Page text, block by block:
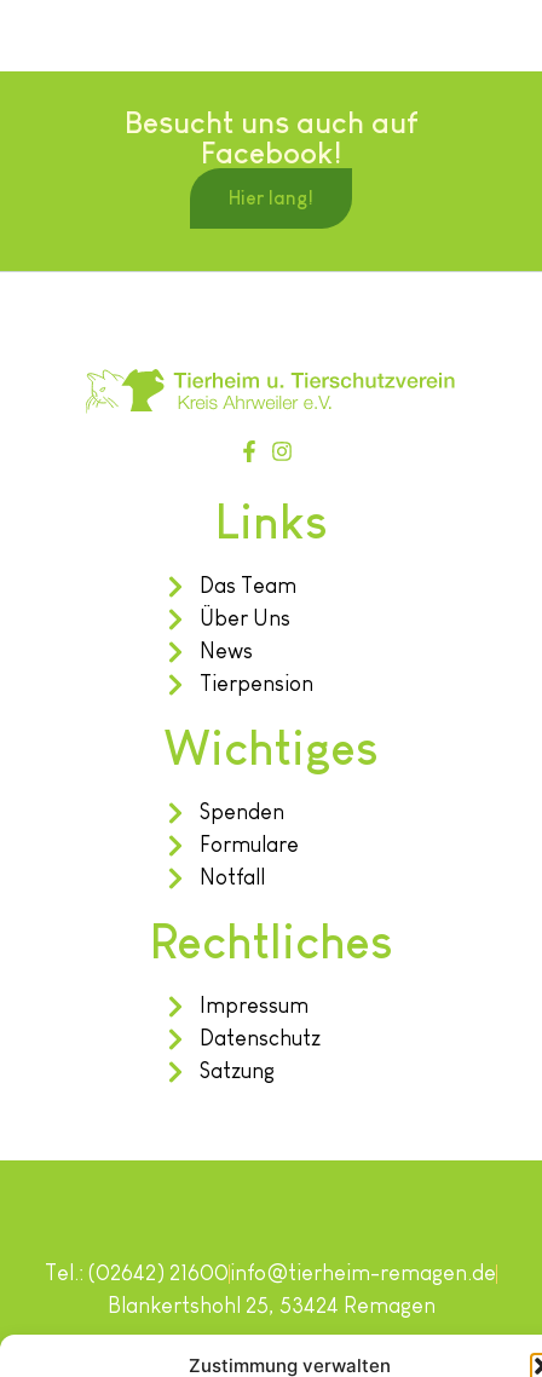
Zustimmung verwalten
Besucht uns auch auf
Facebook!
Hier lang!
Links
Das Team
Über Uns
News
Tierpension
Wichtiges
Spenden
Formulare
Notfall
Rechtliches
Impressum
Datenschutz
Satzung
Copyright © 2024. Alle Rechte vorbehalten.
Tel.: (02642) 21600info@tierheim-remagen.de
Blankertshohl 25, 53424 Remagen